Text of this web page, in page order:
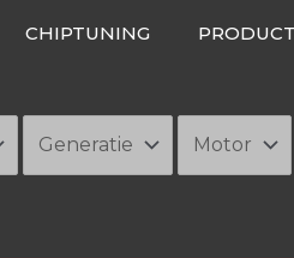
CHIPTUNING